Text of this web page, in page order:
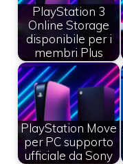
PlayStation 3
Online Storage
disponibile per i
membri Plus
PlayStation Move
per PC supporto
ufficiale da Sony